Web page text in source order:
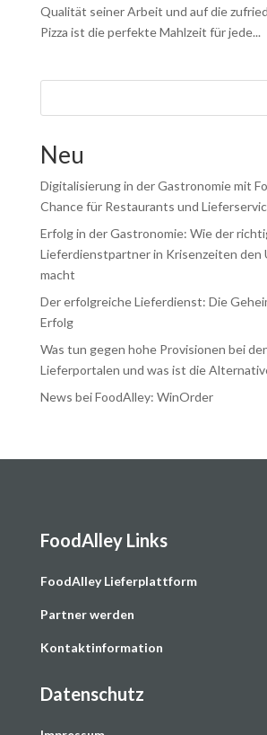
Qualität seiner Arbeit und auf die
Pizza ist die perfekte Mahlzeit für jede...
Neu
Digitalisierung in der Gastronomie mit
Chance für Restaurants und
Erfolg in der Gastronomie: Wie der
Lieferdienstpartner in Krisenzeiten den
macht
Der erfolgreiche Lieferdienst: Die
Erfolg
Was tun gegen hohe Provisionen bei
Lieferportalen und was ist die
News bei FoodAlley: WinOrder
FoodAlley Links
FoodAlley Lieferplattform
Partner werden
Kontaktinformation
Datenschutz